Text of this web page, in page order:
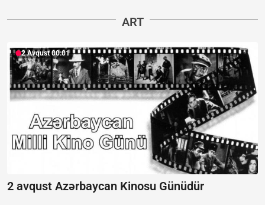
ART
2 Avqust 00:01
2 avqust Azərbaycan Kinosu Günüdür